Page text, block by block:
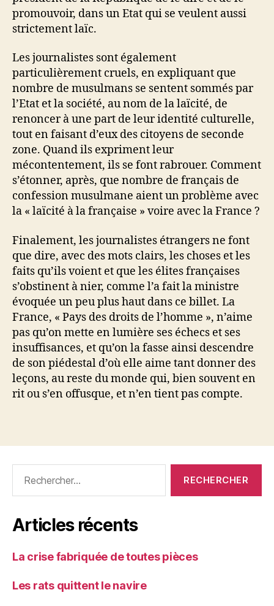
promouvoir, dans un Etat qui se veulent aussi
strictement laïc.
Les journalistes sont également
particulièrement cruels, en expliquant que
nombre de musulmans se sentent sommés par
l’Etat et la société, au nom de la laïcité, de
renoncer à une part de leur identité culturelle,
tout en faisant d’eux des citoyens de seconde
zone. Quand ils expriment leur
mécontentement, ils se font rabrouer. Comment
s’étonner, après, que nombre de français de
confession musulmane aient un problème avec
la « laïcité à la française » voire avec la France ?
Finalement, les journalistes étrangers ne font
que dire, avec des mots clairs, les choses et les
faits qu’ils voient et que les élites françaises
s’obstinent à nier, comme l’a fait la ministre
évoquée un peu plus haut dans ce billet. La
France, « Pays des droits de l’homme », n’aime
pas qu’on mette en lumière ses échecs et ses
insuffisances, et qu’on la fasse ainsi descendre
de son piédestal d’où elle aime tant donner des
leçons, au reste du monde qui, bien souvent en
rit ou s’en offusque, et n’en tient pas compte.
Articles récents
La crise fabriquée de toutes pièces
Les rats quittent le navire